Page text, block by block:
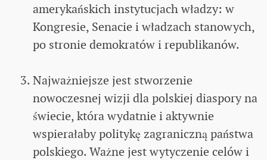
amerykańskich instytucjach władzy: w
Kongresie, Senacie i władzach stanowych,
po stronie demokratów i republikanów.
Najważniejsze jest stworzenie
nowoczesnej wizji dla polskiej diaspory na
świecie, która wydatnie i aktywnie
wspierałaby politykę zagraniczną państwa
polskiego. Ważne jest wytyczenie celów i